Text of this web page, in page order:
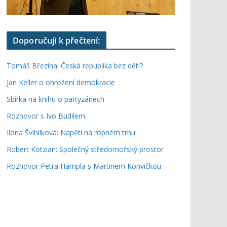
Doporučuji k přečtení:
Tomáš Březina: Česká republika bez dětí?
Jan Keller o ohrožení demokracie
Sbírka na knihu o partyzánech
Rozhovor s Ivo Budilem
Ilona Švihlíková: Napětí na ropném trhu
Robert Kotzian: Společný středomořský prostor
Rozhovor Petra Hampla s Martinem Konvičkou